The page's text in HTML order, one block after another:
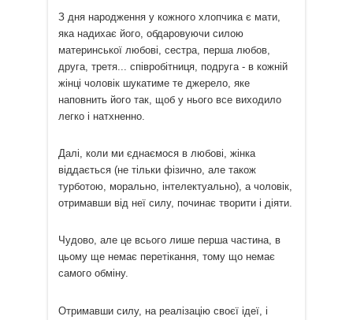
З дня народження у кожного хлопчика є мати,
яка надихає його, обдаровуючи силою
материнської любові, сестра, перша любов,
друга, третя... співробітниця, подруга - в кожній
жінці чоловік шукатиме те джерело, яке
наповнить його так, щоб у нього все виходило
легко і натхненно.
Далі, коли ми єднаємося в любові, жінка
віддається (не тільки фізично, але також
турботою, морально, інтелектуально), а чоловік,
отримавши від неї силу, починає творити і діяти.
Чудово, але це всього лише перша частина, в
цьому ще немає перетікання, тому що немає
самого обміну.
Отримавши силу, на реалізацію своєї ідеї, і